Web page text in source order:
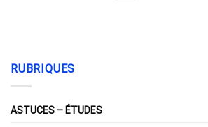
RUBRIQUES
ASTUCES – ÉTUDES